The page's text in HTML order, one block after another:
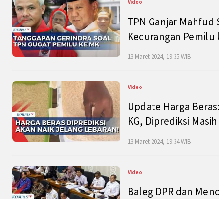
Video
TPN Ganjar Mahfud
Kecurangan Pemilu
13 Maret 2024, 19:35 WIB
Video
Update Harga
KG, Diprediksi
13 Maret 2024, 19:34 WIB
Video
Baleg DPR dan